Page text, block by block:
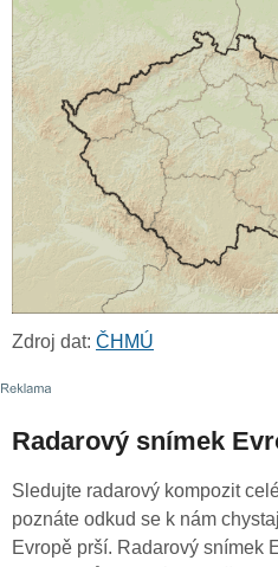
Zdroj dat: ČHMÚ
Radarový snímek
Sledujte radarový kompozit
poznáte odkud se k nám
Evropě prší. Radarový snímek